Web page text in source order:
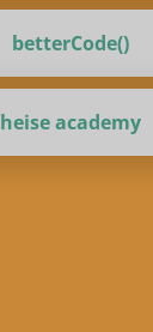
betterCode()
heise academy